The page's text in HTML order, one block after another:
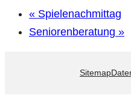
« Spielenachmittag
Seniorenberatung »
Sitemap